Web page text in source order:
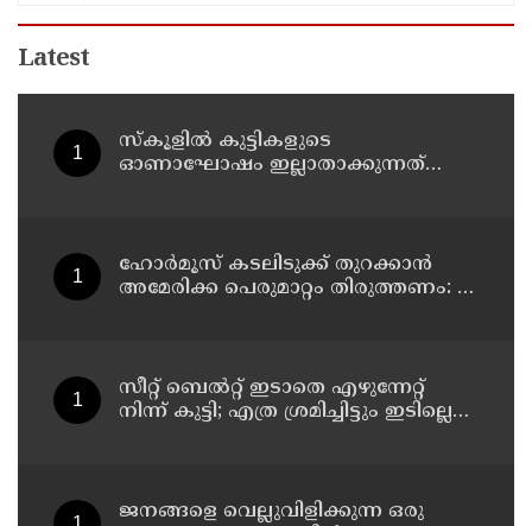
Latest
സ്‌കൂളില്‍ കുട്ടികളുടെ
ഓണാഘോഷം ഇല്ലാതാക്കുന്നത്
ഹോര്‍മൂസ് കടലിടുക്ക് തുറക്കാന്‍
അമേരിക്ക പെരുമാറ്റം തിരുത്തണം: 6
സീറ്റ് ബെല്‍റ്റ് ഇടാതെ എഴുന്നേറ്റ്
നിന്ന് കുട്ടി; എത്ര ശ്രമിച്ചിട്ടും ഇടില്ലെന്ന്
ജനങ്ങളെ വെല്ലുവിളിക്കുന്ന ഒരു